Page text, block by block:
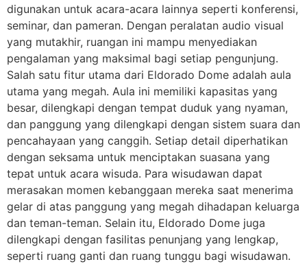
digunakan untuk acara-acara lainnya seperti konferensi,
seminar, dan pameran. Dengan peralatan audio visual
yang mutakhir, ruangan ini mampu menyediakan
pengalaman yang maksimal bagi setiap pengunjung.
Salah satu fitur utama dari Eldorado Dome adalah aula
utama yang megah. Aula ini memiliki kapasitas yang
besar, dilengkapi dengan tempat duduk yang nyaman,
dan panggung yang dilengkapi dengan sistem suara dan
pencahayaan yang canggih. Setiap detail diperhatikan
dengan seksama untuk menciptakan suasana yang
tepat untuk acara wisuda. Para wisudawan dapat
merasakan momen kebanggaan mereka saat menerima
gelar di atas panggung yang megah dihadapan keluarga
dan teman-teman. Selain itu, Eldorado Dome juga
dilengkapi dengan fasilitas penunjang yang lengkap,
seperti ruang ganti dan ruang tunggu bagi wisudawan.